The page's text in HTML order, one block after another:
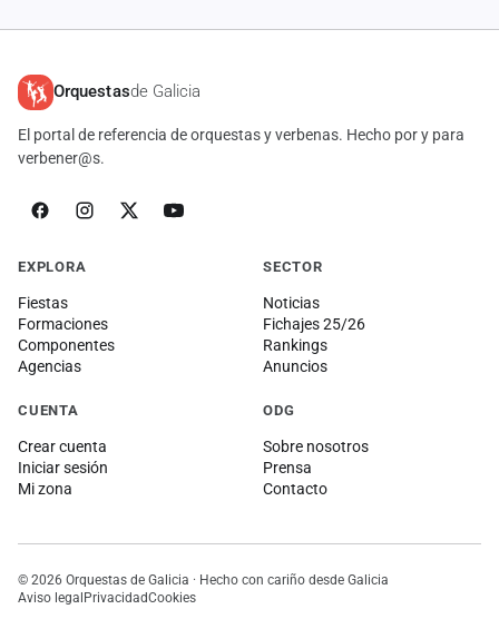
Orquestasde Galicia
El portal de referencia de orquestas y verbenas. Hecho por y para
verbener@s.
EXPLORA
Fiestas
Formaciones
Componentes
Agencias
SECTOR
Noticias
Fichajes 25/26
Rankings
Anuncios
CUENTA
Crear cuenta
Iniciar sesión
Mi zona
ODG
Sobre nosotros
Prensa
Contacto
© 2026 Orquestas de Galicia · Hecho con cariño desde Galicia
Aviso legalPrivacidadCookies